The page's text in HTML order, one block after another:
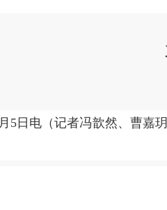
电（记者冯歆然、曹嘉玥